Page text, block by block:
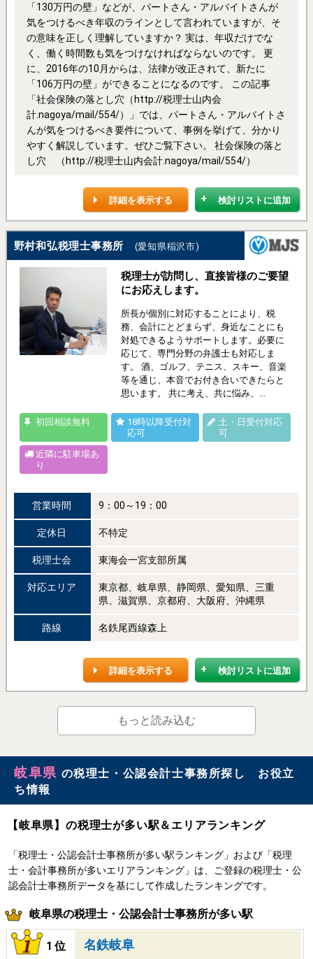
「130万円の壁」などが、パートさん・アルバイトさんが
気をつけるべき年収のラインとして言われていますが、そ
の意味を正しく理解していますか？ 実は、年収だけでな
く、働く時間数も気をつけなければならないのです。 更
に、2016年の10月からは、法律が改正されて、新たに
「106万円の壁」ができることになるのです。 この記事
「社会保険の落とし穴（http://税理士山内会
計.nagoya/mail/554/）」では、パートさん・アルバイトさ
んが気をつけるべき要件について、事例を挙げて、分かり
やすく解説しています。ぜひご覧下さい。 社会保険の落と
し穴 （http://税理士山内会計.nagoya/mail/554/）
検討リストに追加
詳細を表示する
野村和弘税理士事務所 (愛知県稲沢市)
税理士が訪問し、直接皆様のご要望
にお応えします。
所長が個別に対応することにより、税
務、会計にとどまらず、身近なことにも
対処できるようサポートします。必要に
応じて、専門分野の弁護士も対応しま
す。 酒、ゴルフ、テニス、スキー、音楽
等を通じ、本音でお付き合いできたらと
思います。 共に考え、共に悩み、...
初回相談無料
18時以降受付対
応可
土・日受付対応
可
近隣に駐車場あ
り
営業時間 9：00～19：00
定休日 不特定
税理士会 東海会一宮支部所属
対応エリア
東京都、岐阜県、静岡県、愛知県、三重
県、滋賀県、京都府、大阪府、沖縄県
路線 名鉄尾西線森上
検討リストに追加
詳細を表示する
もっと読み込む
岐阜県 の税理士・公認会計士事務所探し お役立
ち情報
【岐阜県】の税理士が多い駅＆エリアランキング
「税理士・公認会計士事務所が多い駅ランキング」および「税理
士・会計事務所が多いエリアランキング」は、ご登録の税理士・公
認会計士事務所データを基にして作成したランキングです。
岐阜県の税理士・公認会計士事務所が多い駅
1位 名鉄岐阜